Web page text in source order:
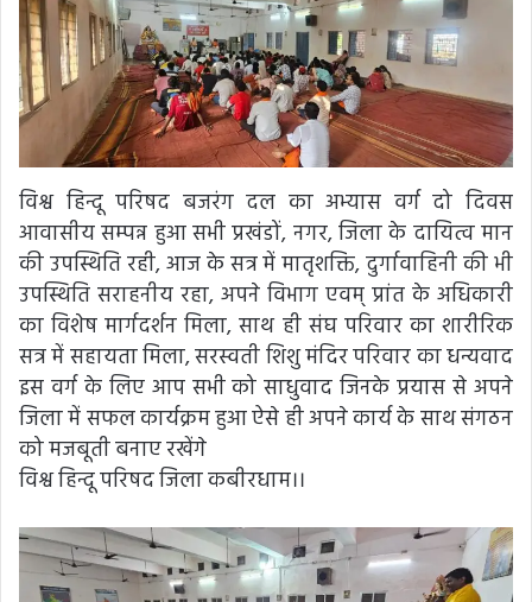
विश्व हिन्दू परिषद बजरंग दल का अभ्यास वर्ग दो दिवस
आवासीय सम्पन्न हुआ सभी प्रखंडों, नगर, जिला के दायित्व मान
की उपस्थिति रही, आज के सत्र में मातृशक्ति, दुर्गावाहिनी की भी
उपस्थिति सराहनीय रहा, अपने विभाग एवम् प्रांत के अधिकारी
का विशेष मार्गदर्शन मिला, साथ ही संघ परिवार का शारीरिक
सत्र में सहायता मिला, सरस्वती शिशु मंदिर परिवार का धन्यवाद
इस वर्ग के लिए आप सभी को साधुवाद जिनके प्रयास से अपने
जिला में सफल कार्यक्रम हुआ ऐसे ही अपने कार्य के साथ संगठन
को मजबूती बनाए रखेंगे
विश्व हिन्दू परिषद जिला कबीरधाम।।